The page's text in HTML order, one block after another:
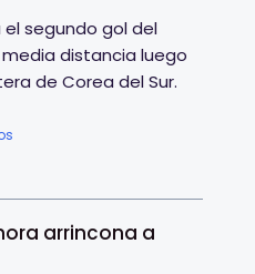
segundo gol del
distancia luego
de Corea del Sur.
arrincona a